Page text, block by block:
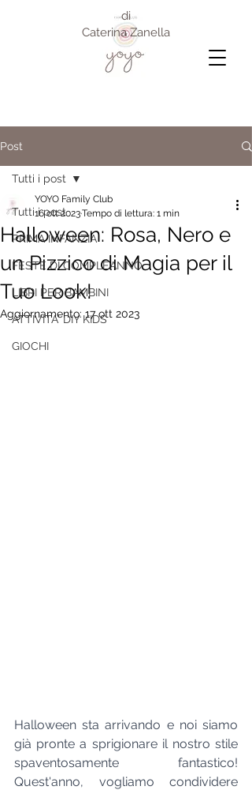
di
Caterina Zanella
Post
Tutti i post
PRIMA INFANZIA
FESTE DI COMPLEANNO
LIBRI PER BAMBINI
ATTIVITA' DIY KIDS
GIOCHI
Tutti i post
Halloween: Rosa, Nero e
un Pizzico di Magia per il
Tuo Look!
YOYO Family Club
16 ott 2023Tempo di lettura: 1 min
Aggiornamento:17 ott 2023
Halloween sta arrivando e noi siamo
già pronte a sprigionare il nostro stile
spaventosamente fantastico!
Quest'anno, vogliamo condividere